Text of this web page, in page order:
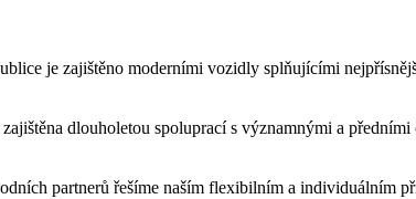
je zajištěno moderními vozidly splňujícími
dlouholetou spoluprací s významnými a
partnerů řešíme naším flexibilním a individuálním